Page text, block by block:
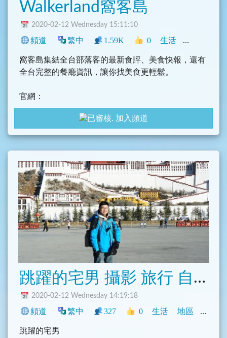
fb.com/thejournalist/
Walkerland窩客島
2020-02-12 Wednesday 15:11:10
頻道 繁中 1.59K 0 生活 臺灣
窩客島集結全台部落客的最新食評、美食快報，還有
全台完整的餐廳資訊，讓你找美食更輕鬆。
官網：
http://www.walkerland.com.tw/
窩客島 FB粉絲團：
加入頻道
跳躍的宅男 攝影 旅行 自在生活 花蓮美食地圖
2020-02-12 Wednesday 14:19:18
頻道 繁中 327 0 生活 地區 臺灣
跳躍的宅男